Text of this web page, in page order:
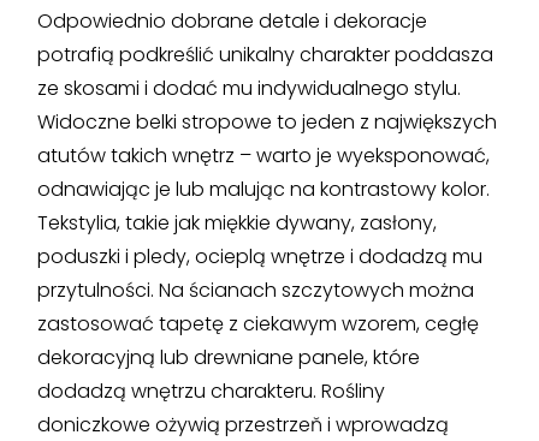
Odpowiednio dobrane detale i dekoracje
potrafią podkreślić unikalny charakter poddasza
ze skosami i dodać mu indywidualnego stylu.
Widoczne belki stropowe to jeden z największych
atutów takich wnętrz – warto je wyeksponować,
odnawiając je lub malując na kontrastowy kolor.
Tekstylia, takie jak miękkie dywany, zasłony,
poduszki i pledy, ocieplą wnętrze i dodadzą mu
przytulności. Na ścianach szczytowych można
zastosować tapetę z ciekawym wzorem, cegłę
dekoracyjną lub drewniane panele, które
dodadzą wnętrzu charakteru. Rośliny
doniczkowe ożywią przestrzeň i wprowadzą